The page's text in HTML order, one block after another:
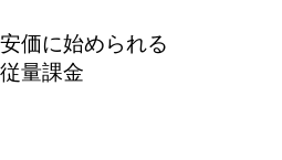
安価に始められる
従量課金